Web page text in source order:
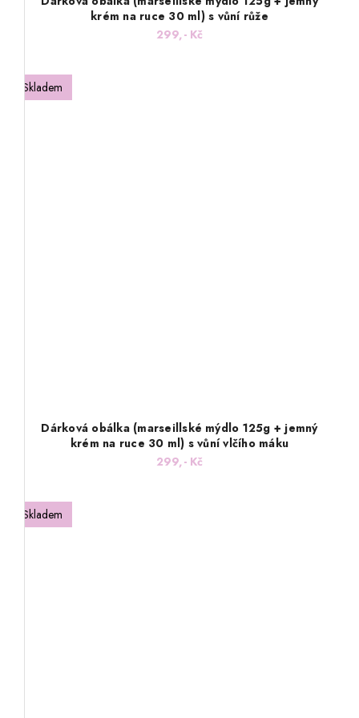
krém na ruce 30 ml) s vůní růže
299,- Kč
Skladem
Dárková obálka (marseillské mýdlo 125g + jemný
krém na ruce 30 ml) s vůní vlčího máku
299,- Kč
Skladem